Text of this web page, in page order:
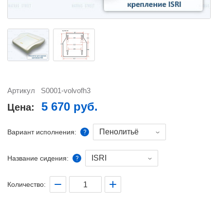
Артикул S0001-volvofh3
Цена: 5 670 руб.
Вариант исполнения: Пенолитьё
Название сидения: ISRI
Количество: